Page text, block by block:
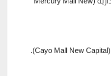
(Cayo Mall New Capital).